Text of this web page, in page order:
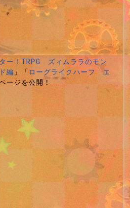
ー！TRPG ズィムララのモン
編」「ローグライクハーフ エ
ージを公開！